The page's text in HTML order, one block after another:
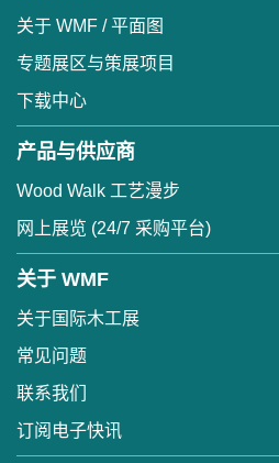
关于 WMF / 平面图
专题展区与策展项目
下载中心
产品与供应商
Wood Walk 工艺漫步
网上展览 (24/7 采购平台)
关于 WMF
关于国际木工展
常见问题
联系我们
订阅电子快讯